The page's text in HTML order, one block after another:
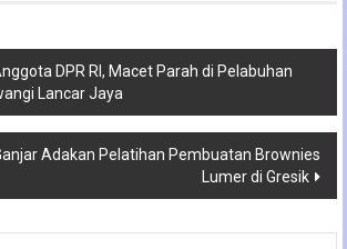
DPR RI, Macet Parah di Pelabuhan
Lancar Jaya
Adakan Pelatihan Pembuatan Brownies
Lumer di Gresik